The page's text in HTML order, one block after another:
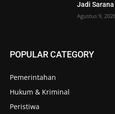
Jadi
Agustus 9,
POPULAR CATEGORY
Pemerintahan
Hukum & Kriminal
Peristiwa